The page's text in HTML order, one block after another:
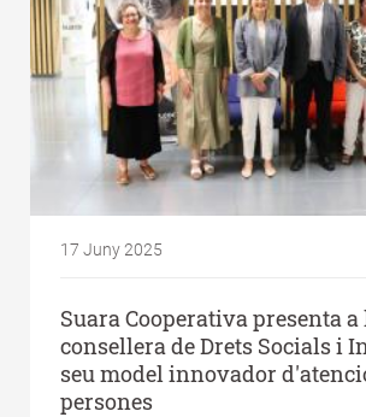
17 Juny 2025
Suara Cooperativa presenta a
consellera de Drets Socials i
seu model innovador
persones